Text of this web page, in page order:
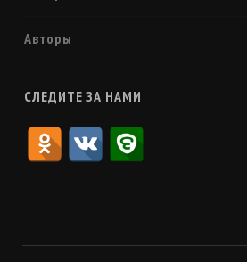
Авторы
СЛЕДИТЕ ЗА НАМИ